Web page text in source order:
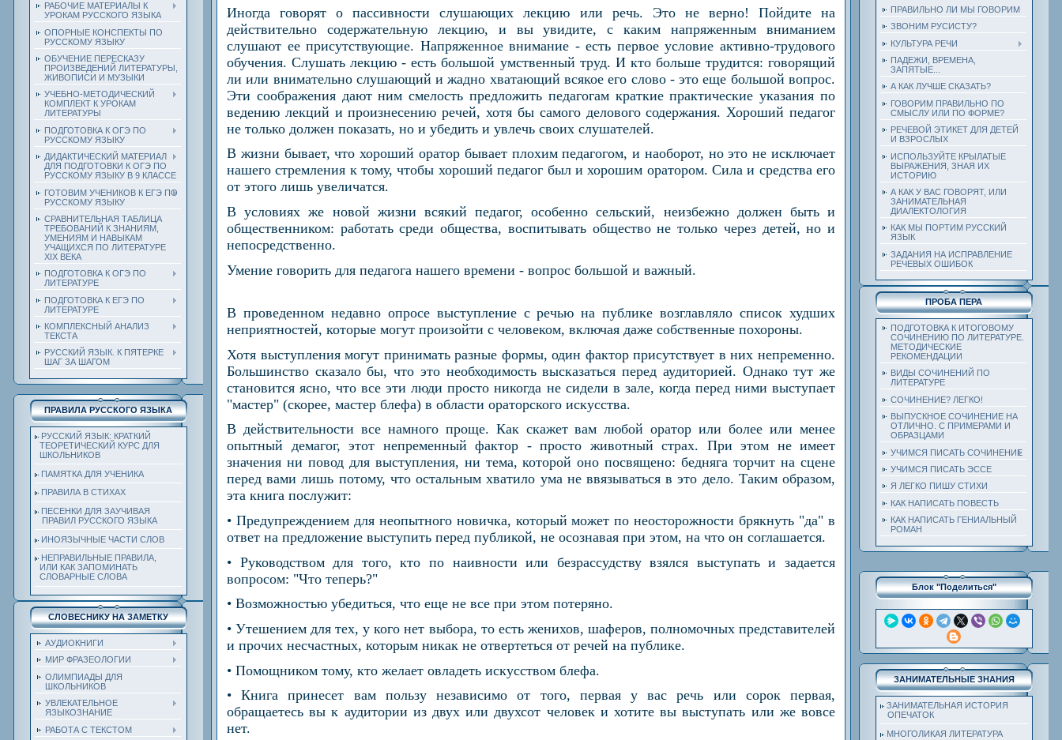
РАБОЧИЕ МАТЕРИАЛЫ К
УРОКАМ РУССКОГО ЯЗЫКА
ОПОРНЫЕ КОНСПЕКТЫ ПО
РУССКОМУ ЯЗЫКУ
ОБУЧЕНИЕ ПЕРЕСКАЗУ
ПРОИЗВЕДЕНИЙ ЛИТЕРАТУРЫ,
ЖИВОПИСИ И МУЗЫКИ
УЧЕБНО-МЕТОДИЧЕСКИЙ
КОМПЛЕКТ К УРОКАМ
ЛИТЕРАТУРЫ
ПОДГОТОВКА К ОГЭ ПО
РУССКОМУ ЯЗЫКУ
ДИДАКТИЧЕСКИЙ МАТЕРИАЛ
ДЛЯ ПОДГОТОВКИ К ОГЭ ПО
РУССКОМУ ЯЗЫКУ В 9 КЛАССЕ
ГОТОВИМ УЧЕНИКОВ К ЕГЭ ПО
РУССКОМУ ЯЗЫКУ
СРАВНИТЕЛЬНАЯ ТАБЛИЦА
ТРЕБОВАНИЙ К ЗНАНИЯМ,
УМЕНИЯМ И НАВЫКАМ
УЧАЩИХСЯ ПО ЛИТЕРАТУРЕ
ХIХ ВЕКА
ПОДГОТОВКА К ОГЭ ПО
ЛИТЕРАТУРЕ
ПОДГОТОВКА К ЕГЭ ПО
ЛИТЕРАТУРЕ
КОМПЛЕКСНЫЙ АНАЛИЗ
ТЕКСТА
РУССКИЙ ЯЗЫК. К ПЯТЕРКЕ
ШАГ ЗА ШАГОМ
ПРАВИЛА РУССКОГО ЯЗЫКА
РУССКИЙ ЯЗЫК: КРАТКИЙ
ТЕОРЕТИЧЕСКИЙ КУРС ДЛЯ
ШКОЛЬНИКОВ
ПАМЯТКА ДЛЯ УЧЕНИКА
ПРАВИЛА В СТИХАХ
ПЕСЕНКИ ДЛЯ ЗАУЧИВАЯ
ПРАВИЛ РУССКОГО ЯЗЫКА
ИНОЯЗЫЧНЫЕ ЧАСТИ СЛОВ
НЕПРАВИЛЬНЫЕ ПРАВИЛА,
ИЛИ КАК ЗАПОМИНАТЬ
СЛОВАРНЫЕ СЛОВА
СЛОВЕСНИКУ НА ЗАМЕТКУ
АУДИОКНИГИ
МИР ФРАЗЕОЛОГИИ
ОЛИМПИАДЫ ДЛЯ
ШКОЛЬНИКОВ
УВЛЕКАТЕЛЬНОЕ
ЯЗЫКОЗНАНИЕ
РАБОТА С ТЕКСТОМ
Иногда говорят о пассивности слушающих лекцию или речь. Это не верно! Пойдите на
действительно содержательную лекцию, и вы увидите, с каким напряженным вниманием
слушают ее присутствующие. Напряженное внимание - есть первое условие активно-трудового
обучения. Слушать лекцию - есть большой умственный труд. И кто больше трудится: говорящий
ли или внимательно слушающий и жадно хватающий всякое его слово - это еще большой вопрос.
Эти соображения дают ним смелость предложить педагогам краткие практические указания по
ведению лекций и произнесению речей, хотя бы самого делового содержания. Хороший педагог
не только должен показать, но и убедить и увлечь своих слушателей.
В жизни бывает, что хороший оратор бывает плохим педагогом, и наоборот, но это не исключает
нашего стремления к тому, чтобы хороший педагог был и хорошим оратором. Сила и средства его
от этого лишь увеличатся.
В условиях же новой жизни всякий педагог, особенно сельский, неизбежно должен быть и
общественником: работать среди общества, воспитывать общество не только через детей, но и
непосредственно.
Умение говорить для педагога нашего времени - вопрос большой и важный.
В проведенном недавно опросе выступление с речью на публике возглавляло список худших
неприятностей, которые могут произойти с человеком, включая даже собственные похороны.
Хотя выступления могут принимать разные формы, один фактор присутствует в них непременно.
Большинство сказало бы, что это необходимость высказаться перед аудиторией. Однако тут же
становится ясно, что все эти люди просто никогда не сидели в зале, когда перед ними выступает
"мастер" (скорее, мастер блефа) в области ораторского искусства.
В действительности все намного проще. Как скажет вам любой оратор или более или менее
опытный демагог, этот непременный фактор - просто животный страх. При этом не имеет
значения ни повод для выступления, ни тема, которой оно посвящено: бедняга торчит на сцене
перед вами лишь потому, что остальным хватило ума не ввязываться в это дело. Таким образом,
эта книга послужит:
• Предупреждением для неопытного новичка, который может по неосторожности брякнуть "да" в
ответ на предложение выступить перед публикой, не осознавая при этом, на что он соглашается.
• Руководством для того, кто по наивности или безрассудству взялся выступать и задается
вопросом: "Что теперь?"
• Возможностью убедиться, что еще не все при этом потеряно.
• Утешением для тех, у кого нет выбора, то есть женихов, шаферов, полномочных представителей
и прочих несчастных, которым никак не отвертеться от речей на публике.
• Помощником тому, кто желает овладеть искусством блефа.
• Книга принесет вам пользу независимо от того, первая у вас речь или сорок первая,
обращаетесь вы к аудитории из двух или двухсот человек и хотите вы выступать или же вовсе
нет.
ПРАВИЛЬНО ЛИ МЫ ГОВОРИМ
ЗВОНИМ РУСИСТУ?
КУЛЬТУРА РЕЧИ
ПАДЕЖИ, ВРЕМЕНА,
ЗАПЯТЫЕ...
А КАК ЛУЧШЕ СКАЗАТЬ?
ГОВОРИМ ПРАВИЛЬНО ПО
СМЫСЛУ ИЛИ ПО ФОРМЕ?
РЕЧЕВОЙ ЭТИКЕТ ДЛЯ ДЕТЕЙ
И ВЗРОСЛЫХ
ИСПОЛЬЗУЙТЕ КРЫЛАТЫЕ
ВЫРАЖЕНИЯ, ЗНАЯ ИХ
ИСТОРИЮ
А КАК У ВАС ГОВОРЯТ, ИЛИ
ЗАНИМАТЕЛЬНАЯ
ДИАЛЕКТОЛОГИЯ
КАК МЫ ПОРТИМ РУССКИЙ
ЯЗЫК
ЗАДАНИЯ НА ИСПРАВЛЕНИЕ
РЕЧЕВЫХ ОШИБОК
ПРОБА ПЕРА
ПОДГОТОВКА К ИТОГОВОМУ
СОЧИНЕНИЮ ПО ЛИТЕРАТУРЕ.
МЕТОДИЧЕСКИЕ
РЕКОМЕНДАЦИИ
ВИДЫ СОЧИНЕНИЙ ПО
ЛИТЕРАТУРЕ
СОЧИНЕНИЕ? ЛЕГКО!
ВЫПУСКНОЕ СОЧИНЕНИЕ НА
ОТЛИЧНО. С ПРИМЕРАМИ И
ОБРАЗЦАМИ
УЧИМСЯ ПИСАТЬ СОЧИНЕНИЕ
УЧИМСЯ ПИСАТЬ ЭССЕ
Я ЛЕГКО ПИШУ СТИХИ
КАК НАПИСАТЬ ПОВЕСТЬ
КАК НАПИСАТЬ ГЕНИАЛЬНЫЙ
РОМАН
Блок "Поделиться"
ЗАНИМАТЕЛЬНЫЕ ЗНАНИЯ
ЗАНИМАТЕЛЬНАЯ ИСТОРИЯ
ОПЕЧАТОК
МНОГОЛИКАЯ ЛИТЕРАТУРА